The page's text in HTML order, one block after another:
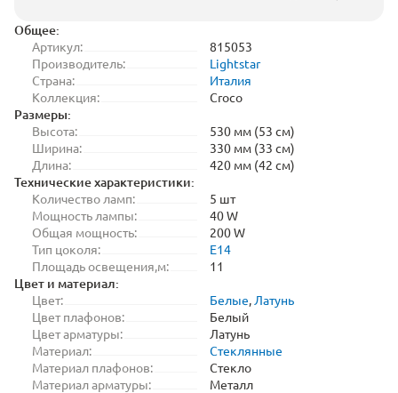
Общее:
Артикул:
815053
Производитель:
Lightstar
Страна:
Италия
Коллекция:
Croco
Размеры:
Высота:
530 мм (53 см)
Ширина:
330 мм (33 см)
Длина:
420 мм (42 см)
Технические характеристики:
Количество ламп:
5 шт
Мощность лампы:
40 W
Общая мощность:
200 W
Тип цоколя:
E14
Площадь освещения,м:
11
Цвет и материал:
Цвет: Белые, Латунь
Цвет плафонов:
Белый
Цвет арматуры:
Латунь
Материал:
Стеклянные
Материал плафонов:
Стекло
Материал арматуры:
Металл